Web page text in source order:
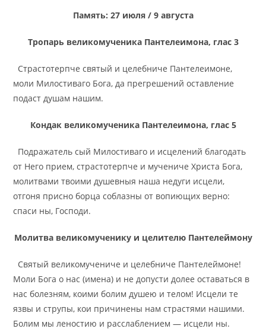
Память: 27 июля / 9 августа
Тропарь великомученика Пантелеимона, глас 3
Страстотерпче святый и целебниче Пантелеимоне,
моли Милостиваго Бога, да прегрешений оставление
подаст душам нашим.
Кондак великомученика Пантелеимона, глас 5
Подражатель сый Милостиваго и исцелений благодать
от Него прием, страстотерпче и мучениче Христа Бога,
молитвами твоими душевныя наша недуги исцели,
отгоня присно борца соблазны от вопиющих верно:
спаси ны, Господи.
Молитва великомученику и целителю Пантелеймону
Святый великомучениче и целебниче Пантелеймоне!
Моли Бога о нас (имена) и не допусти долее оставаться в
нас болезням, коими болим душею и телом! Исцели те
язвы и струпы, кои причинены нам страстями нашими.
Болим мы леностию и расслаблением — исцели ны.